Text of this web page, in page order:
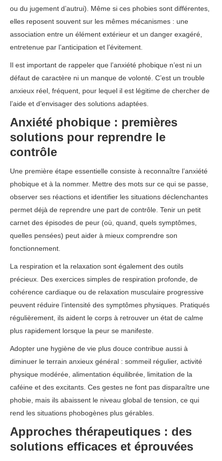
ou du jugement d’autrui). Même si ces phobies sont différentes,
elles reposent souvent sur les mêmes mécanismes : une
association entre un élément extérieur et un danger exagéré,
entretenue par l’anticipation et l’évitement.
Il est important de rappeler que l’anxiété phobique n’est ni un
défaut de caractère ni un manque de volonté. C’est un trouble
anxieux réel, fréquent, pour lequel il est légitime de chercher de
l’aide et d’envisager des solutions adaptées.
Anxiété phobique : premières
solutions pour reprendre le
contrôle
Une première étape essentielle consiste à reconnaître l’anxiété
phobique et à la nommer. Mettre des mots sur ce qui se passe,
observer ses réactions et identifier les situations déclenchantes
permet déjà de reprendre une part de contrôle. Tenir un petit
carnet des épisodes de peur (où, quand, quels symptômes,
quelles pensées) peut aider à mieux comprendre son
fonctionnement.
La respiration et la relaxation sont également des outils
précieux. Des exercices simples de respiration profonde, de
cohérence cardiaque ou de relaxation musculaire progressive
peuvent réduire l’intensité des symptômes physiques. Pratiqués
régulièrement, ils aident le corps à retrouver un état de calme
plus rapidement lorsque la peur se manifeste.
Adopter une hygiène de vie plus douce contribue aussi à
diminuer le terrain anxieux général : sommeil régulier, activité
physique modérée, alimentation équilibrée, limitation de la
caféine et des excitants. Ces gestes ne font pas disparaître une
phobie, mais ils abaissent le niveau global de tension, ce qui
rend les situations phobogènes plus gérables.
Approches thérapeutiques : des
solutions efficaces et éprouvées